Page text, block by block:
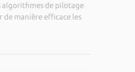
algorithmes de pilotage
manière efficace les